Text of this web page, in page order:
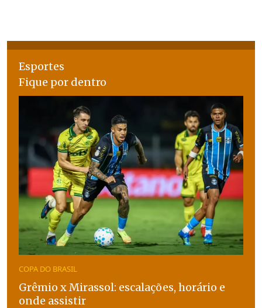
Esportes
Fique por dentro
COPA DO BRASIL
Grêmio x Mirassol: escalações, horário e
onde assistir